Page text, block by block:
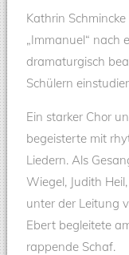
Kathrin
„Immanuel“ nach
dramaturgisch
Schülern
Ein starker Chor
begeisterte mit
Liedern. Als
Wiegel, Judith
unter der Leitung
Ebert begleitete
rappende Schaf.